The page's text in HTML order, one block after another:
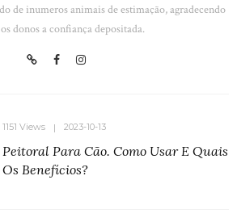
de inumeros animais de estimação, agradecendo
donos a confiança depositada.
1151 Views 2023-10-13
Peitoral Para Cão. Como Usar E Quais
Os Benefícios?